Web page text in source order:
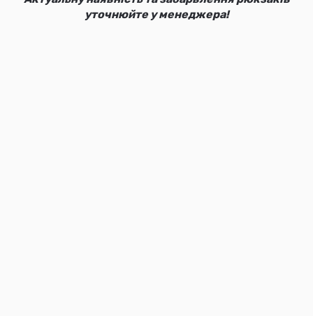
уточнюйте у менеджера!